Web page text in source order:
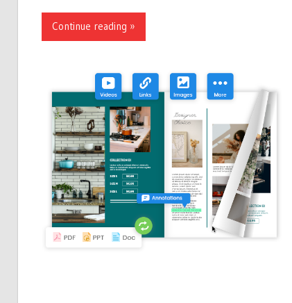
Continue reading